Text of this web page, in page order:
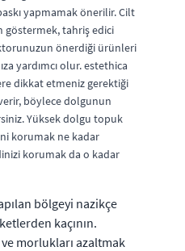
yapmamak önerilir. Cilt
göstermek, tahriş edici
önerdiği ürünleri
yardımcı olur. estethica
dikkat etmeniz gerektiği
böylece dolgunun
Yüksek dolgu topuk
korumak ne kadar
korumak da o kadar
bölgeyi nazikçe
kaçının.
morlukları azaltmak